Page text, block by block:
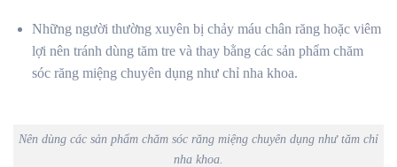
Những người thường xuyên bị chảy máu chân răng hoặc viêm
lợi nên tránh dùng tăm tre và thay bằng các sản phẩm chăm
sóc răng miệng chuyên dụng như chỉ nha khoa.
Nên dùng các sản phẩm chăm sóc răng miệng chuyên dụng như tăm chỉ
nha khoa.